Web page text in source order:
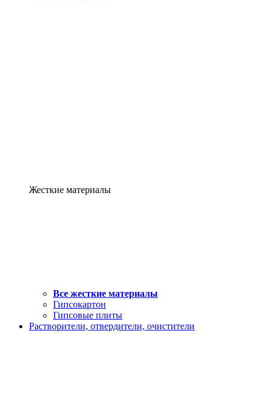
Жесткие материалы
Все жесткие материалы
Гипсокартон
Гипсовые плиты
Растворители, отвердители, очистители